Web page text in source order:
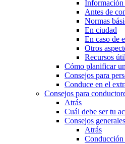
Información
Antes de
Normas
En ciudad
En caso de
Otros
Recursos
Cómo planificar
Consejos para
Conduce en el
Consejos para
Atrás
Cuál debe ser tu
Consejos generales
Atrás